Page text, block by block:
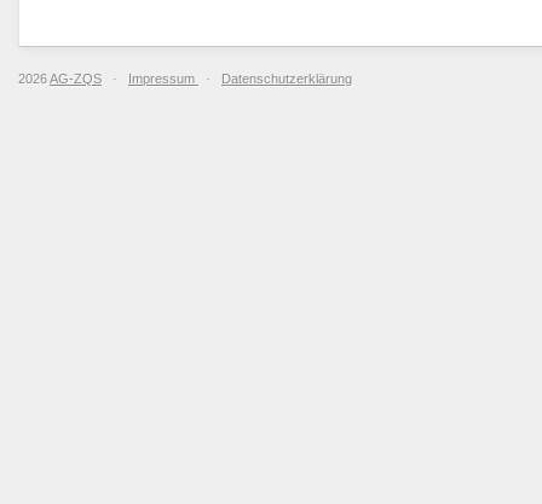
2026AG-ZQS · Impressum · Datenschutzerklärung